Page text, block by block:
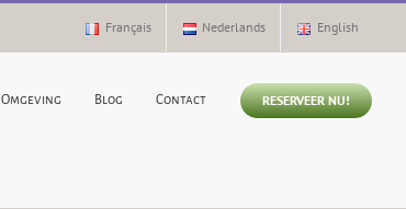
Français Nederlands English
Omgeving Blog Contact RESERVEER NU!